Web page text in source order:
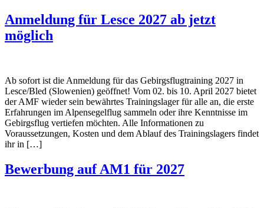
Anmeldung für Lesce 2027 ab jetzt
möglich
Ab sofort ist die Anmeldung für das Gebirgsflugtraining 2027 in
Lesce/Bled (Slowenien) geöffnet! Vom 02. bis 10. April 2027 bietet
der AMF wieder sein bewährtes Trainingslager für alle an, die erste
Erfahrungen im Alpensegelflug sammeln oder ihre Kenntnisse im
Gebirgsflug vertiefen möchten. Alle Informationen zu
Voraussetzungen, Kosten und dem Ablauf des Trainingslagers findet
ihr in […]
Bewerbung auf AM1 für 2027